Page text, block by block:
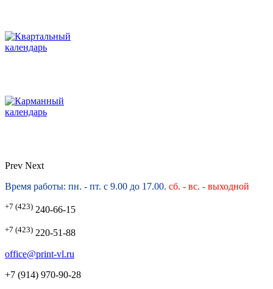
Prev Next
Время работы: пн. - пт. с 9.00 до 17.00. сб. - вс. - выходной
+7 (423) 240-66-15
+7 (423) 220-51-88
office@print-vl.ru
+7 (914) 970-90-28